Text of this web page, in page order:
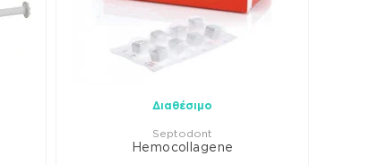
Διαθέσιμο
Septodont
Hemocollagene